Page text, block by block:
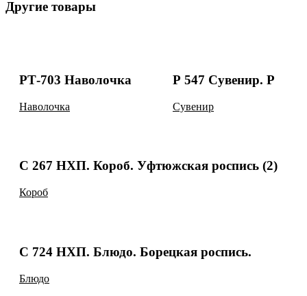
Другие товары
РТ-703 Наволочка
Наволочка
Р 547 Сувенир. Р
Сувенир
С 267 НХП. Короб. Уфтюжская роспись (2)
Короб
С 724 НХП. Блюдо. Борецкая роспись.
Блюдо